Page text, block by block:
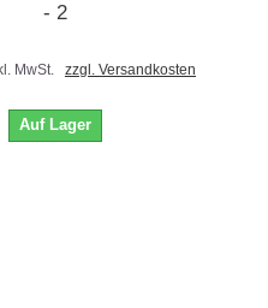
- 2
MwSt. zzgl. Versandkosten
Auf Lager